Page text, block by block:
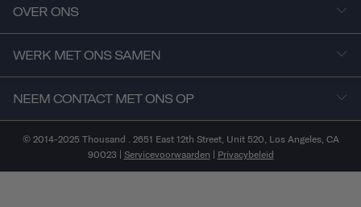
OVER ONS
WERK MET ONS SAMEN
NEEM CONTACT MET ONS OP
© 2014-2025 Thousand . 2651 East 12th Street, Unit 520, Los Angeles, CA
90023 | Servicevoorwaarden | Privacybeleid